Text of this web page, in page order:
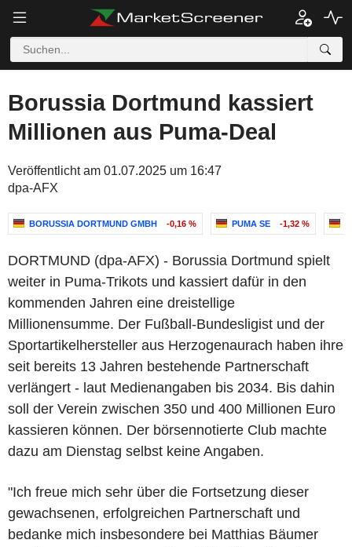
Borussia Dortmund kassiert
Millionen aus Puma-Deal
Veröffentlicht am 01.07.2025 um 16:47
dpa-AFX
BORUSSIA DORTMUND GMBH -0,16 % PUMA SE -1,32 %
DORTMUND (dpa-AFX) - Borussia Dortmund spielt
weiter in Puma-Trikots und kassiert dafür in den
kommenden Jahren eine dreistellige
Millionensumme. Der Fußball-Bundesligist und der
Sportartikelhersteller aus Herzogenaurach haben ihre
seit bereits 13 Jahren bestehende Partnerschaft
verlängert - laut Medienangaben bis 2034. Bis dahin
soll der Verein zwischen 350 und 400 Millionen Euro
kassieren können. Der börsennotierte Club machte
dazu am Dienstag selbst keine Angaben.
"Ich freue mich sehr über die Fortsetzung dieser
gewachsenen, erfolgreichen Partnerschaft und
bedanke mich insbesondere bei Matthias Bäumer